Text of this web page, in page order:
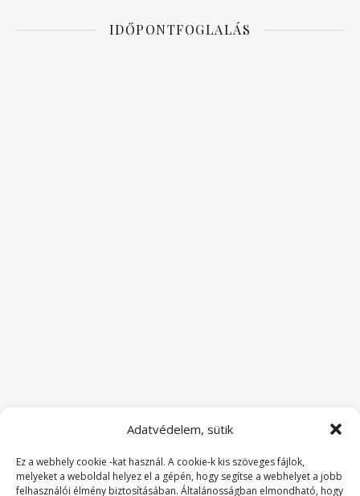
Adatvédelem, sütik
Ez a webhely cookie -kat használ. A cookie-k kis szöveges fájlok,
melyeket a weboldal helyez el a gépén, hogy segítse a webhelyet a jobb
felhasználói élmény biztosításában. Általánosságban elmondható, hogy
IDŐPONTFOGLALÁS